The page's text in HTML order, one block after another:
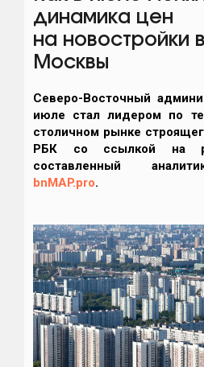
динамика цен
на новостройки
Москвы
Северо-Восточный
июле стал лидером по
столичном рынке
РБК со ссылкой на
составленный
bnMAP.pro.